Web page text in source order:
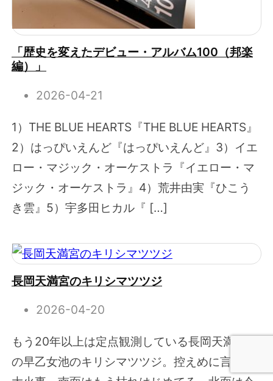
「歴史を変えたデビュー・アルバム100（邦楽
編）」
2026-04-21
1）THE BLUE HEARTS『THE BLUE HEARTS』
2）はっぴいえんど『はっぴいえんど』3）イエ
ロー・マジック・オーケストラ『イエロー・マ
ジック・オーケストラ』4）荒井由実『ひこう
き雲』5）宇多田ヒカル『 […]
長岡天満宮のキリシマツツジ
2026-04-20
もう20年以上は定点観測している長岡天満宮前
の早乙女池のキリシマツツジ。控えめに言うて